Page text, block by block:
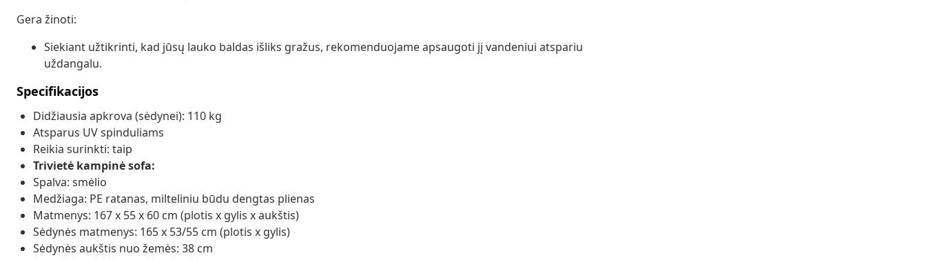
Gera žinoti:
Siekiant užtikrinti, kad jūsų lauko baldas išliks gražus, rekomenduojame apsaugoti jį vandeniui atspariu
uždangalu.
Specifikacijos
Didžiausia apkrova (sėdynei): 110 kg
Atsparus UV spinduliams
Reikia surinkti: taip
Trivietė kampinė sofa:
Spalva: smėlio
Medžiaga: PE ratanas, milteliniu būdu dengtas plienas
Matmenys: 167 x 55 x 60 cm (plotis x gylis x aukštis)
Sėdynės matmenys: 165 x 53/55 cm (plotis x gylis)
Sėdynės aukštis nuo žemės: 38 cm